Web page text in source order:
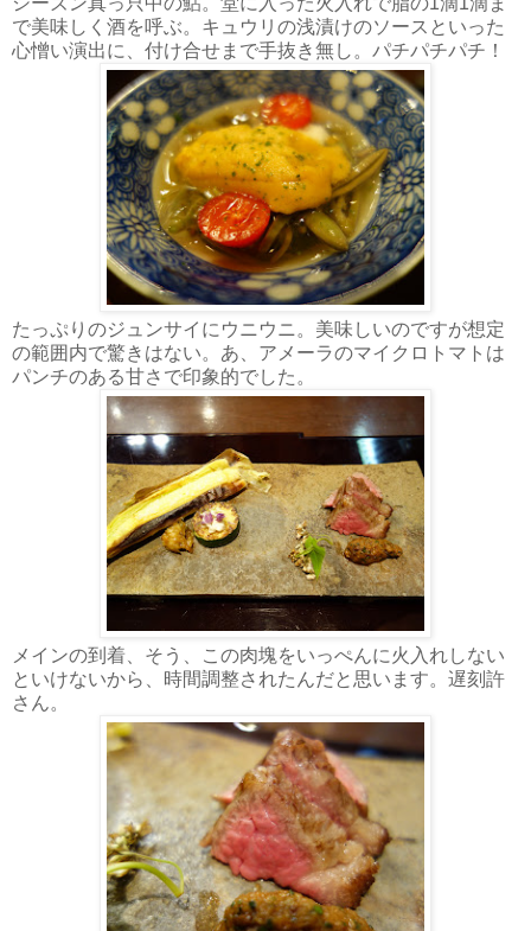
で美味しく酒を呼ぶ。キュウリの浅漬けのソースといった
心憎い演出に、付け合せまで手抜き無し。パチパチパチ！
たっぷりのジュンサイにウニウニ。美味しいのですが想定
の範囲内で驚きはない。あ、アメーラのマイクロトマトは
パンチのある甘さで印象的でした。
メインの到着、そう、この肉塊をいっぺんに火入れしない
といけないから、時間調整されたんだと思います。遅刻許
さん。